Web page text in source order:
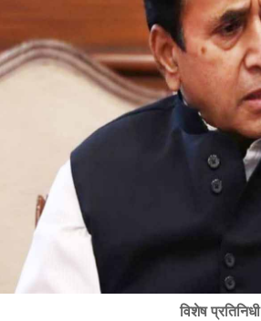
विशेष प्रतिनिधी